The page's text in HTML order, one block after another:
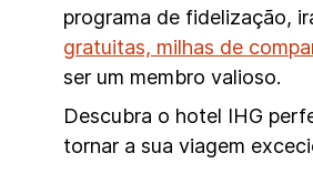
programa de fidelização,
gratuitas, milhas de
ser um membro valioso.
Descubra o hotel IHG
tornar a sua viagem